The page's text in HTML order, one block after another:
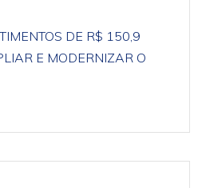
DE R$ 150,9
E MODERNIZAR O